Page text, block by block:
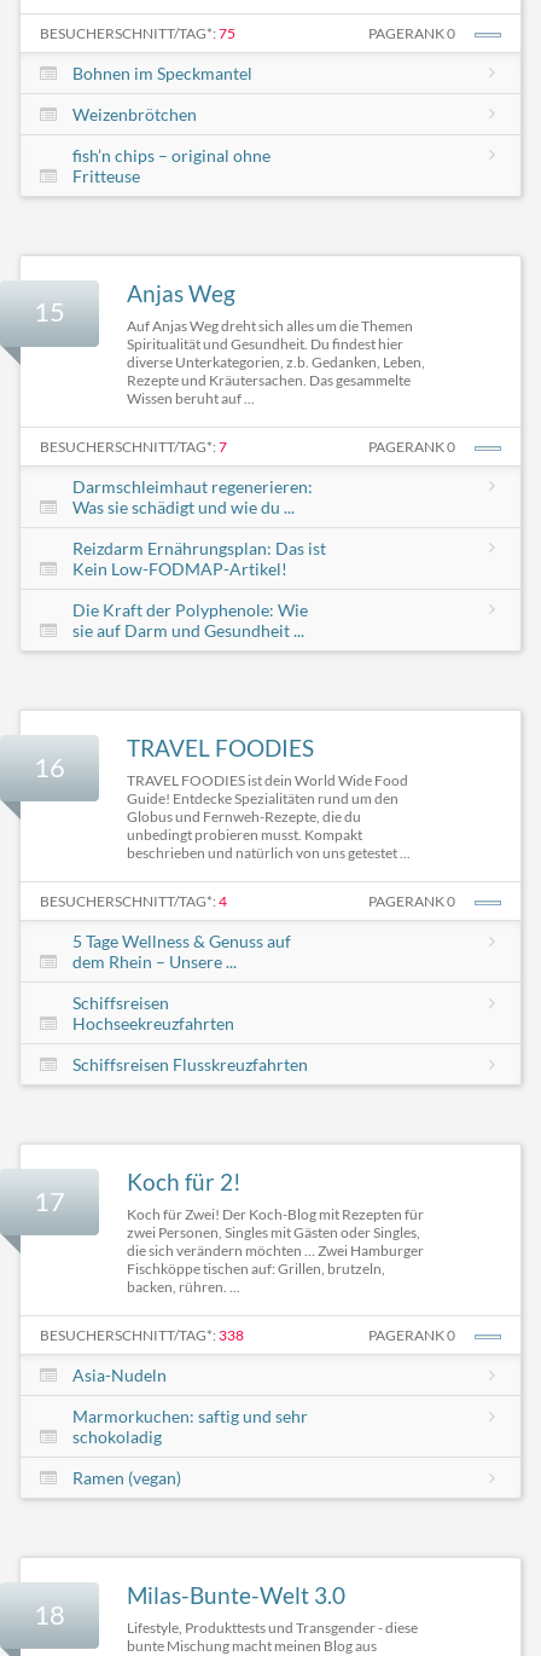
BESUCHERSCHNITT/TAG*: 75 PAGERANK 0
Bohnen im Speckmantel
Weizenbrötchen
fish’n chips – original ohne
Fritteuse
15
Anjas Weg
Auf Anjas Weg dreht sich alles um die Themen
Spiritualität und Gesundheit. Du findest hier
diverse Unterkategorien, z.b. Gedanken, Leben,
Rezepte und Kräutersachen. Das gesammelte
Wissen beruht auf ...
BESUCHERSCHNITT/TAG*: 7 PAGERANK 0
Darmschleimhaut regenerieren:
Was sie schädigt und wie du ...
Reizdarm Ernährungsplan: Das ist
Kein Low-FODMAP-Artikel!
Die Kraft der Polyphenole: Wie
sie auf Darm und Gesundheit ...
16
TRAVEL FOODIES
TRAVEL FOODIES ist dein World Wide Food
Guide! Entdecke Spezialitäten rund um den
Globus und Fernweh-Rezepte, die du
unbedingt probieren musst. Kompakt
beschrieben und natürlich von uns getestet ...
BESUCHERSCHNITT/TAG*: 4 PAGERANK 0
5 Tage Wellness & Genuss auf
dem Rhein – Unsere ...
Schiffsreisen
Hochseekreuzfahrten
Schiffsreisen Flusskreuzfahrten
17
Koch für 2!
Koch für Zwei! Der Koch-Blog mit Rezepten für
zwei Personen, Singles mit Gästen oder Singles,
die sich verändern möchten … Zwei Hamburger
Fischköppe tischen auf: Grillen, brutzeln,
backen, rühren. ...
BESUCHERSCHNITT/TAG*: 338 PAGERANK 0
Asia-Nudeln
Marmorkuchen: saftig und sehr
schokoladig
Ramen (vegan)
18
Milas-Bunte-Welt 3.0
Lifestyle, Produkttests und Transgender - diese
bunte Mischung macht meinen Blog aus